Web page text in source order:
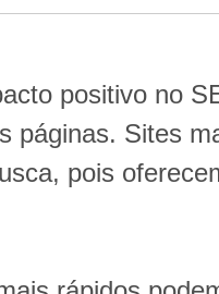
positivo no
páginas. Sites
pois